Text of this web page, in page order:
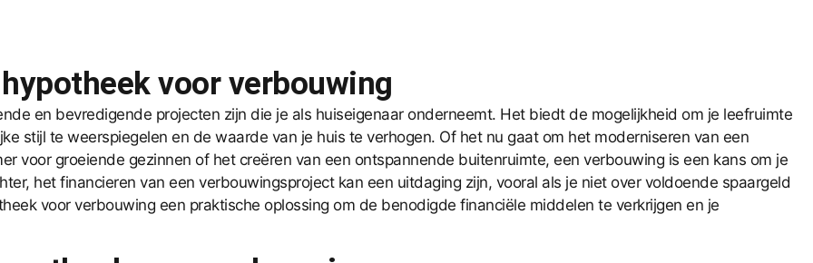
voor verbouwing
en bevredigende projecten zijn die je als huiseigenaar onderneemt. Het biedt de mogelijkheid om je leefruimte
stijl te weerspiegelen en de waarde van je huis te verhogen. Of het nu gaat om het moderniseren van een
voor groeiende gezinnen of het creëren van een ontspannende buitenruimte, een verbouwing is een kans om je
het financieren van een verbouwingsproject kan een uitdaging zijn, vooral als je niet over voldoende spaargeld
voor verbouwing een praktische oplossing om de benodigde financiële middelen te verkrijgen en je